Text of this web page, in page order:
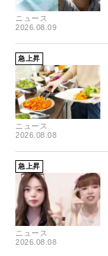
ニュース
2026.08.09
急上昇
ニュース
2026.08.08
急上昇
ニュース
2026.08.08